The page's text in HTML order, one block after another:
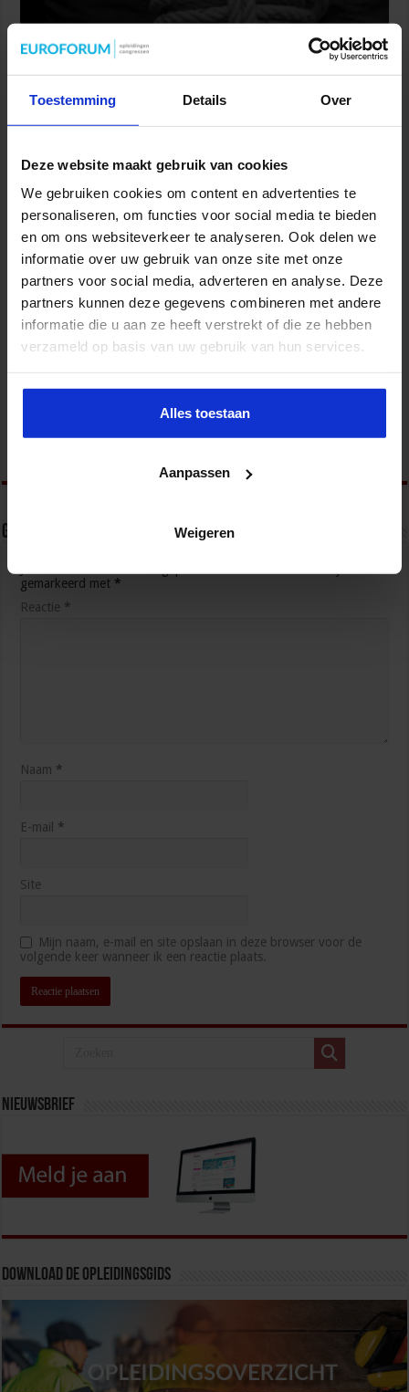
Toestemming Details Over
Deze website maakt gebruik van cookies
We gebruiken cookies om content en advertenties te
personaliseren, om functies voor social media te bieden
en om ons websiteverkeer te analyseren. Ook delen we
informatie over uw gebruik van onze site met onze
partners voor social media, adverteren en analyse. Deze
partners kunnen deze gegevens combineren met andere
informatie die u aan ze heeft verstrekt of die ze hebben
verzameld op basis van uw gebruik van hun services.
Alles toestaan
Aanpassen
Weigeren
Onderzoek mensenhandel op Wallen: sekswerkers op
grote schaal uitgebuit
8 augustus 2026
Geef een reactie
gemarkeerd met *
Reactie *
Naam *
E-mail *
Site
Mijn naam, e-mail en site opslaan in deze browser voor de
volgende keer wanneer ik een reactie plaats.
Nieuwsbrief
Download de opleidingsgids